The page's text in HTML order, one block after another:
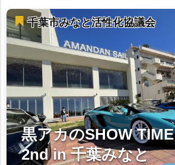
千葉市みなと活性化協議会
黒アカのSHOW TIME
2nd in 千葉みなと